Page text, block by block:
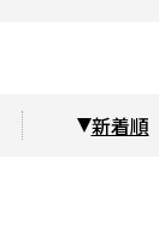
新着順